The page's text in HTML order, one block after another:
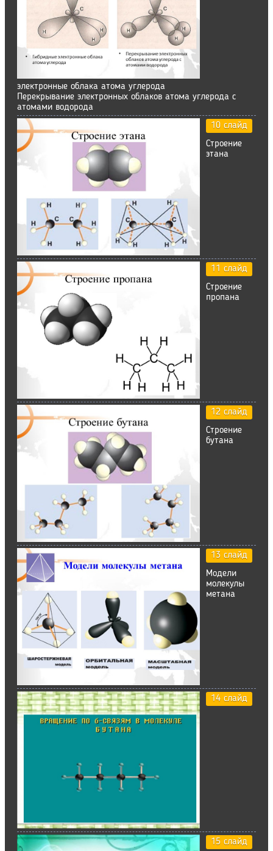
электронные облака атома углерода
Перекрывание электронных облаков атома углерода с
атомами водорода
10 слайд
Строение
этана
11 слайд
Строение
пропана
12 слайд
Строение
бутана
13 слайд
Модели
молекулы
метана
14 слайд
15 слайд